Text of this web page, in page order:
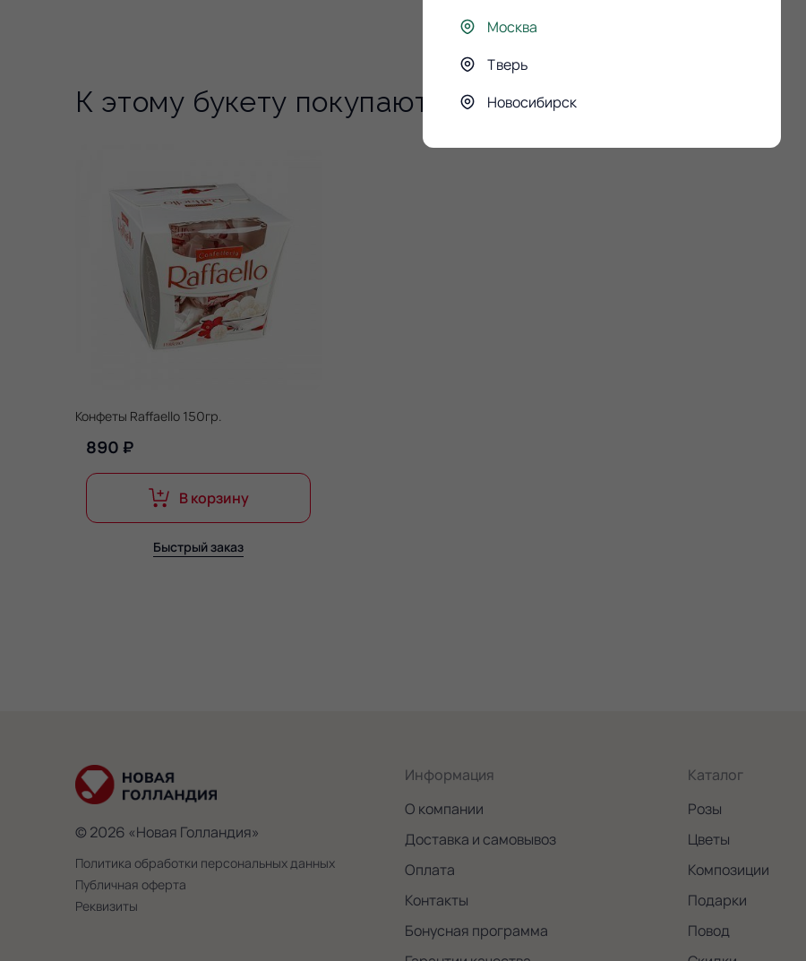
К этому букету покупают
Конфеты Raffaello 150гр.
890 ₽
В корзину
Быстрый заказ
© 2026 «Новая Голландия»
Политика обработки персональных данных
Публичная оферта
Реквизиты
Информация
О компании
Доставка и самовывоз
Оплата
Контакты
Бонусная программа
Каталог
Розы
Цветы
Композиции
Подарки
Повод
Москва
Тверь
Новосибирск